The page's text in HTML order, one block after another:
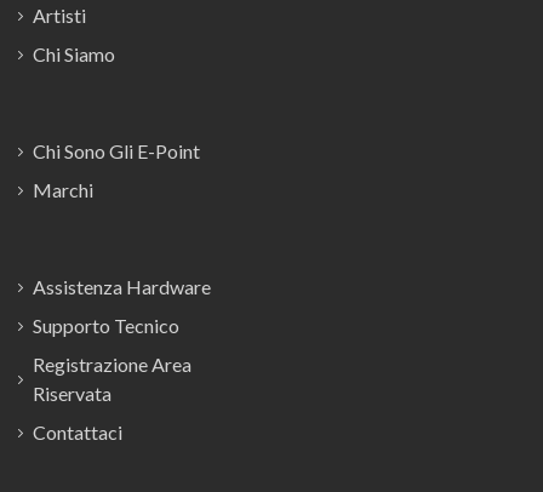
Artisti
Chi Siamo
Chi Sono Gli E-Point
Marchi
Assistenza Hardware
Supporto Tecnico
Registrazione Area
Riservata
Contattaci